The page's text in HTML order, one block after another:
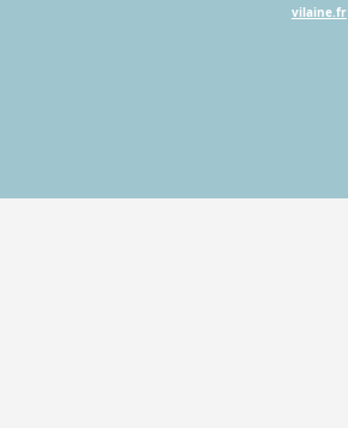
vilaine.fr